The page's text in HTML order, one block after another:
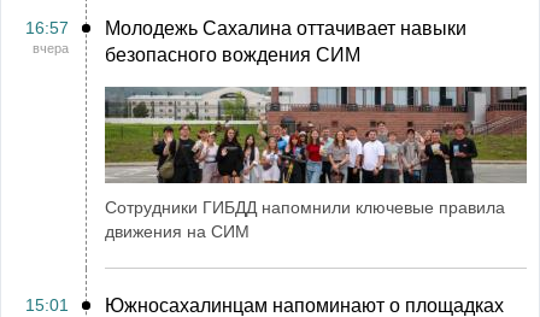
16:57
вчера
Молодежь Сахалина оттачивает навыки
безопасного вождения СИМ
Сотрудники ГИБДД напомнили ключевые правила
движения на СИМ
15:01
Южносахалинцам напоминают о площадках